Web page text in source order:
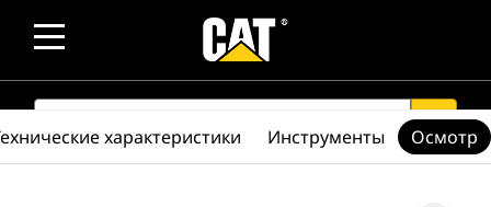
SEARCH search
характеристики Инструменты Осмотр